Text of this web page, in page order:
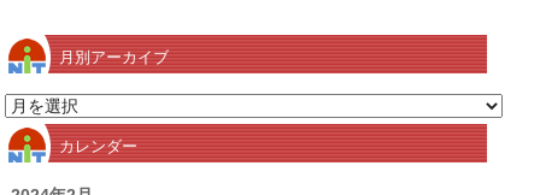
月別アーカイブ
月
別
ア
カレンダー